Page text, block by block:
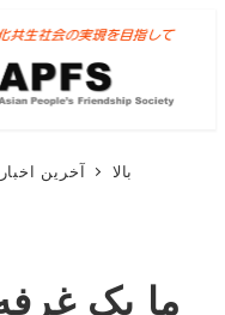
پرش
محتوای
بالا آخرین اخبار
ما یک